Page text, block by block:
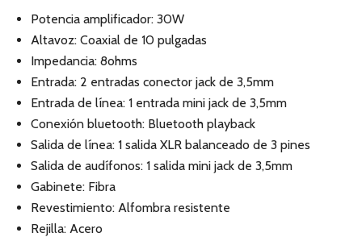
Potencia amplificador: 30W
Altavoz: Coaxial de 10 pulgadas
Impedancia: 8ohms
Entrada: 2 entradas conector jack de 3,5mm
Entrada de línea: 1 entrada mini jack de 3,5mm
Conexión bluetooth: Bluetooth playback
Salida de línea: 1 salida XLR balanceado de 3 pines
Salida de audífonos: 1 salida mini jack de 3,5mm
Gabinete: Fibra
Revestimiento: Alfombra resistente
Rejilla: Acero